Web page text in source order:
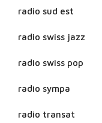
radio sud est
radio swiss jazz
radio swiss pop
radio sympa
radio transat